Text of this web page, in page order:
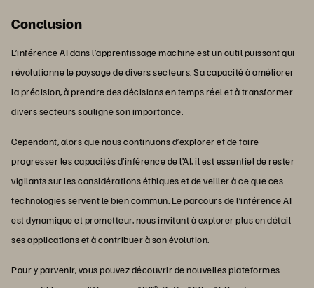
Conclusion
L’inférence AI dans l’apprentissage machine est un outil puissant qui
révolutionne le paysage de divers secteurs. Sa capacité à améliorer
la précision, à prendre des décisions en temps réel et à transformer
divers secteurs souligne son importance.
Cependant, alors que nous continuons d’explorer et de faire
progresser les capacités d’inférence de l’AI, il est essentiel de rester
vigilants sur les considérations éthiques et de veiller à ce que ces
technologies servent le bien commun. Le parcours de l’inférence AI
est dynamique et prometteur, nous invitant à explorer plus en détail
ses applications et à contribuer à son évolution.
Pour y parvenir, vous pouvez découvrir de nouvelles plateformes